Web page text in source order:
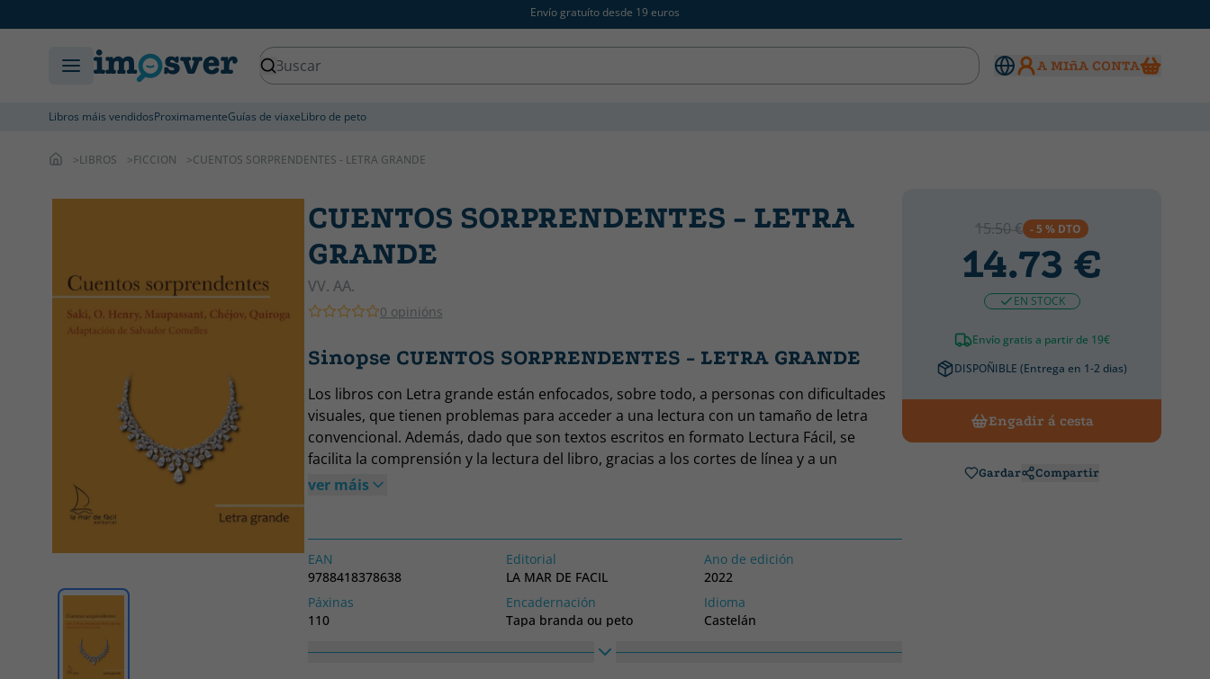
Envío gratuíto desde 19 euros
A MIñA CONTA
Libros máis vendidosProximamenteGuías de viaxeLibro de peto
LIBROS FICCION CUENTOS SORPRENDENTES - LETRA GRANDE
CUENTOS SORPRENDENTES - LETRA
GRANDE
VV. AA.
0 opinións
Sinopse CUENTOS SORPRENDENTES - LETRA GRANDE
Los libros con Letra grande están enfocados, sobre todo, a personas con dificultades
visuales, que tienen problemas para acceder a una lectura con un tamaño de letra
convencional. Además, dado que son textos escritos en formato Lectura Fácil, se
facilita la comprensión y la lectura del libro, gracias a los cortes de línea y a un
interlineado superior al estándar. Se trata de libros especialmente pensados para
ver máis
EAN
9788418378638
Editorial
LA MAR DE FACIL
Ano de edición
2022
Páxinas
110
Encadernación
Tapa branda ou peto
Idioma
Castelán
15.50 € - 5 % DTO
14.73 €
EN STOCK
Envío gratis a partir de 19€
DISPOÑIBLE (Entrega en 1-2 dias)
Engadir á cesta
Gardar Compartir